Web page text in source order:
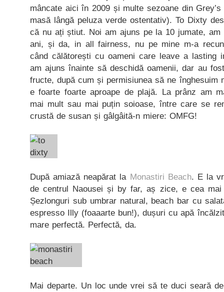
mâncate aici în 2009 și multe sezoane din
masă lângă peluza verde ostentativ). To Dixty
că nu ați știut. Noi am ajuns pe la 10 jumate, am
ani, și da, in all fairness, nu pe mine m-a
când călătorești cu oameni care leave a lasting
am ajuns înainte să deschidă oamenii, dar au
fructe, după cum și permisiunea să ne înghesuim
e foarte foarte aproape de plajă. La prânz am
mai mult sau mai puțin soioase, între care se
crustă de susan și gâlgâită-n miere: OMFG!
După amiază neapărat la Monastiri Beach. E la
de centrul Naousei și by far, aș zice, e cea mai
Șezlonguri sub umbrar natural, beach bar cu
espresso Illy (foaaarte bun!), dușuri cu apă
mare perfectă. Perfectă, da.
Mai departe. Un loc unde vrei să te duci seară